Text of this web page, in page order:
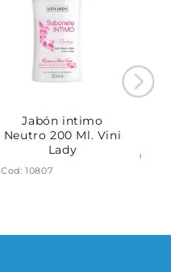
Jabón intimo
Neutro 200 Ml. Vini
Lady
Cod: 10807
Cod: